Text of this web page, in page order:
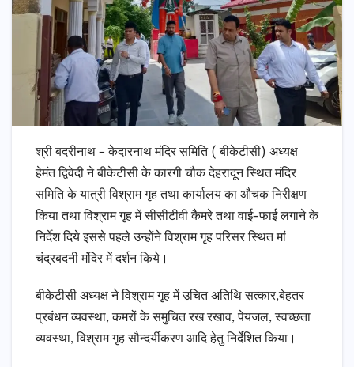
श्री बदरीनाथ – केदारनाथ मंदिर समिति ( बीकेटीसी) अध्यक्ष
हेमंत द्विवेदी ने बीकेटीसी के कारगी चौक देहरादून स्थित मंदिर
समिति के यात्री विश्राम गृह तथा कार्यालय का औचक निरीक्षण
किया तथा विश्राम गृह में सीसीटीवी कैमरे तथा वाई-फाई लगाने के
निर्देश दिये इससे पहले उन्होंने विश्राम गृह परिसर स्थित मां
चंद्रबदनी मंदिर में दर्शन किये।
बीकेटीसी अध्यक्ष ने विश्राम गृह में उचित अतिथि सत्कार,बेहतर
प्रबंधन व्यवस्था, कमरों के समुचित रख रखाव, पेयजल, स्वच्छता
व्यवस्था, विश्राम गृह सौन्दर्यीकरण आदि हेतु निर्देशित किया।